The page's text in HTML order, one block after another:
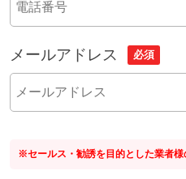
メールアドレス 必須
※セールス・勧誘を目的とした業者様